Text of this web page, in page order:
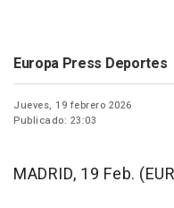
Europa Press Deportes
Jueves, 19 febrero 2026
Publicado: 23:03
MADRID, 19 Feb.